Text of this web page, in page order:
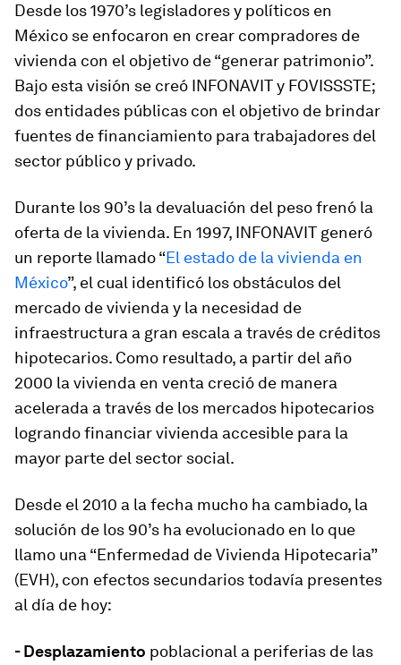
Desde los 1970’s legisladores y políticos en
México se enfocaron en crear compradores de
vivienda con el objetivo de “generar patrimonio”.
Bajo esta visión se creó INFONAVIT y FOVISSSTE;
dos entidades públicas con el objetivo de brindar
fuentes de financiamiento para trabajadores del
sector público y privado.
Durante los 90’s la devaluación del peso frenó la
oferta de la vivienda. En 1997, INFONAVIT generó
un reporte llamado “El estado de la vivienda en
México”, el cual identificó los obstáculos del
mercado de vivienda y la necesidad de
infraestructura a gran escala a través de créditos
hipotecarios. Como resultado, a partir del año
2000 la vivienda en venta creció de manera
acelerada a través de los mercados hipotecarios
logrando financiar vivienda accesible para la
mayor parte del sector social.
Desde el 2010 a la fecha mucho ha cambiado, la
solución de los 90’s ha evolucionado en lo que
llamo una “Enfermedad de Vivienda Hipotecaria”
(EVH), con efectos secundarios todavía presentes
al día de hoy:
- Desplazamiento poblacional a periferias de las